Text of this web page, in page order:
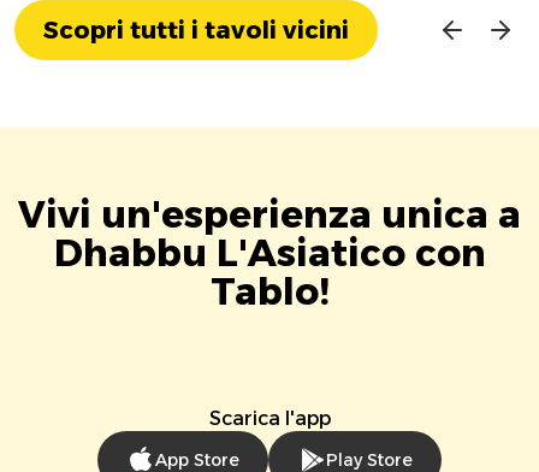
Scopri tutti i tavoli vicini
Vivi un'esperienza unica a
Dhabbu L'Asiatico con
Tablo!
Scarica l'app
App Store Play Store